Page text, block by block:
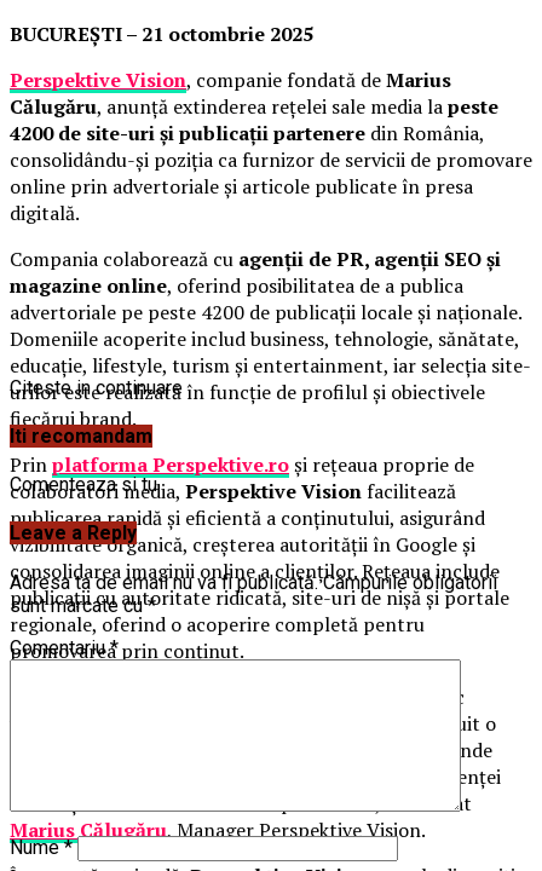
BUCUREȘTI – 21 octombrie 2025
Perspektive Vision, companie fondată deMarius
Călugăru, anunță extinderea rețelei sale media lapeste
4200 de site-uri și publicații partenere din România,
consolidându-și poziția ca furnizor de servicii de promovare
online prin advertoriale și articole publicate în presa
digitală.
Compania colaborează cu agenții de PR, agenții SEO și
magazine online, oferind posibilitatea de a publica
advertoriale pe peste 4200 de publicații locale și naționale.
Domeniile acoperite includ business, tehnologie, sănătate,
educație, lifestyle, turism și entertainment, iar selecția site-
urilor este realizată în funcție de profilul și obiectivele
fiecărui brand.
Prinplatforma Perspektive.roși rețeaua proprie de
colaboratori media, Perspektive Visionfacilitează
publicarea rapidă și eficientă a conținutului, asigurând
vizibilitate organică, creșterea autorității în Google și
consolidarea imaginii online a clienților. Rețeaua include
publicații cu autoritate ridicată, site-uri de nișă și portale
regionale, oferind o acoperire completă pentru
promovarea prin conținut.
„Ne adresăm brandurilor și agențiilor care își doresc
vizibilitate reală și rezultate măsurabile. Am construit o
infrastructură media solidă, actualizată constant, unde
fiecare articol publicat contribuie la creșterea prezenței
online și la întărirea încrederii publicului”, a declarat
Marius Călugăru, Manager Perspektive Vision.
Citeste in continuare
Iti recomandam
Comenteaza si tu
Leave a Reply
Adresa ta de email nu va fi publicată. Câmpurile obligatorii
sunt marcate cu*
Comentariu*
Nume*